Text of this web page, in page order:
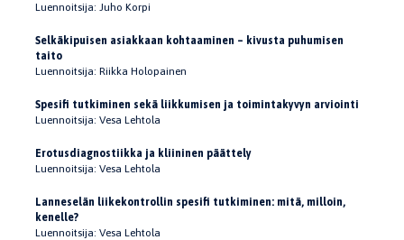
Luennoitsija: Juho Korpi
Selkäkipuisen asiakkaan kohtaaminen – kivusta puhumisen
taito
Luennoitsija: Riikka Holopainen
Spesifi tutkiminen sekä liikkumisen ja toimintakyvyn arviointi
Luennoitsija: Vesa Lehtola
Erotusdiagnostiikka ja kliininen päättely
Luennoitsija: Vesa Lehtola
Lanneselän liikekontrollin spesifi tutkiminen: mitä, milloin,
kenelle?
Luennoitsija: Vesa Lehtola